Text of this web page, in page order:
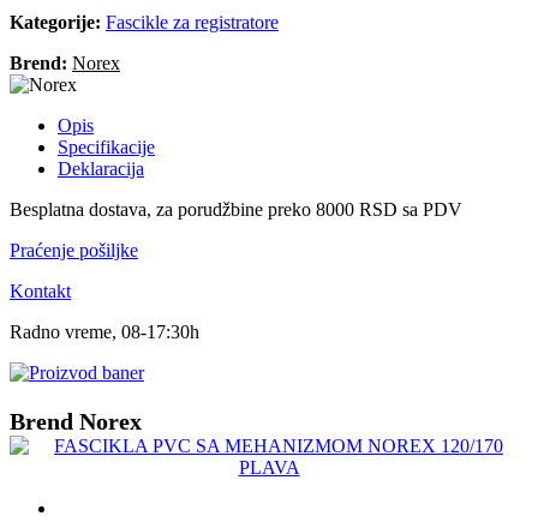
Kategorije: Fascikle za registratore
Brend: Norex
Opis
Specifikacije
Deklaracija
Besplatna dostava, za porudžbine preko 8000 RSD sa PDV
Praćenje pošiljke
Kontakt
Radno vreme, 08-17:30h
Brend Norex